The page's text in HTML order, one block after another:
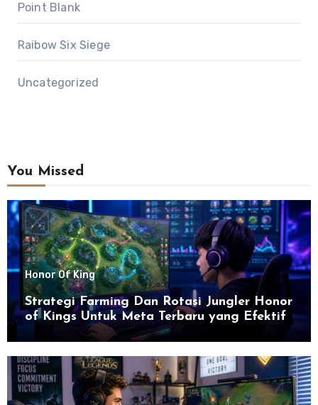
Point Blank
Raibow Six Siege
Uncategorized
You Missed
Honor Of King
Strategi Farming Dan Rotasi Jungler Honor
of Kings Untuk Meta Terbaru yang Efektif